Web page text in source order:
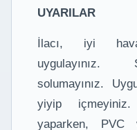
UYARILAR
İlacı, iyi
uygulayınız.
solumayınız.
yiyip içmeyiniz.
yaparken, PVC